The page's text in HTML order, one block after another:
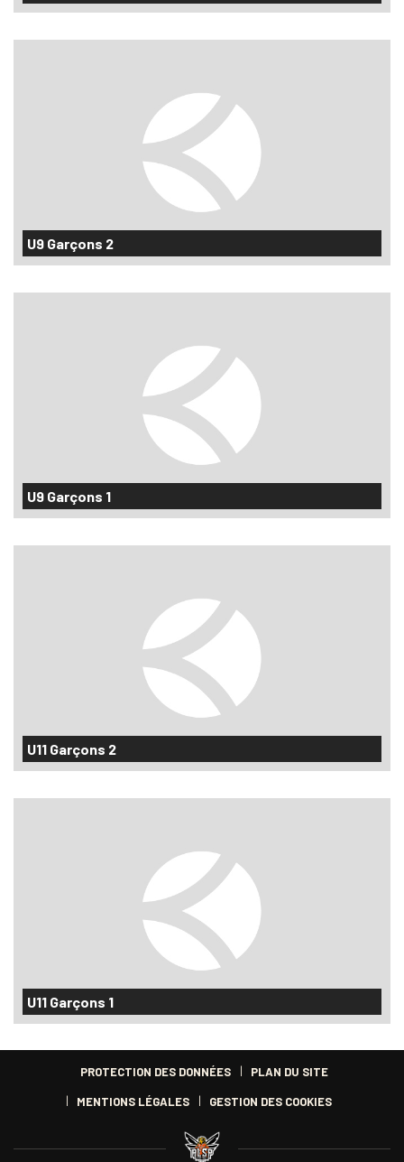
U9 Garçons 2
U9 Garçons 1
U11 Garçons 2
U11 Garçons 1
PROTECTION DES DONNÉES PLAN DU SITE
MENTIONS LÉGALES GESTION DES COOKIES